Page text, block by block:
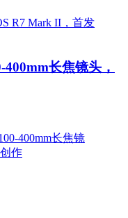
长焦镜头，